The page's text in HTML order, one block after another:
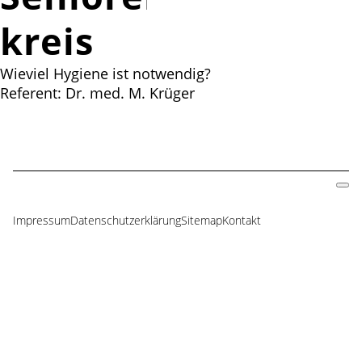
kreis
Wieviel Hygiene ist notwendig?
Referent: Dr. med. M. Krüger
Navigation
ImpressumDatenschutzerklärungSitemapKontakt